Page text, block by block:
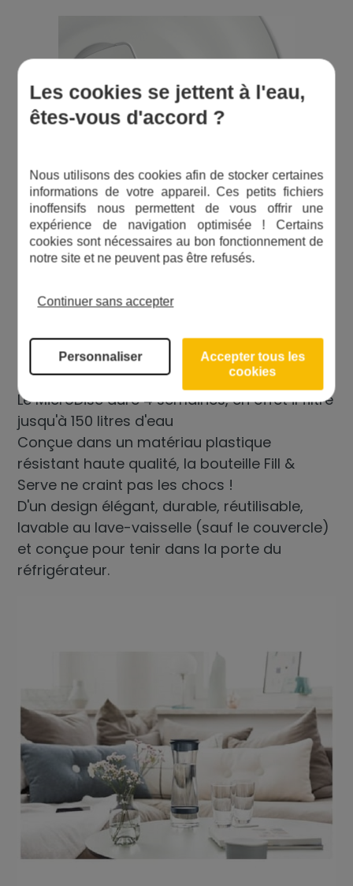
écologique et pratique !
La Bouteille Fill & Serve : Un produit de
qualité et de design
Le MicroDisc dure 4 semaines, en effet il filtre
jusqu'à 150 litres d'eau
Conçue dans un matériau plastique
résistant haute qualité, la bouteille Fill &
Serve ne craint pas les chocs !
D'un design élégant, durable, réutilisable,
lavable au lave-vaisselle (sauf le couvercle)
et conçue pour tenir dans la porte du
réfrigérateur.
Les cookies se jettent à l'eau,
êtes-vous d'accord ?
Nous utilisons des cookies afin de stocker certaines
informations de votre appareil. Ces petits fichiers
inoffensifs nous permettent de vous offrir une
expérience de navigation optimisée ! Certains
cookies sont nécessaires au bon fonctionnement de
notre site et ne peuvent pas être refusés.
Continuer sans accepter
Personnaliser
Accepter tous les
cookies